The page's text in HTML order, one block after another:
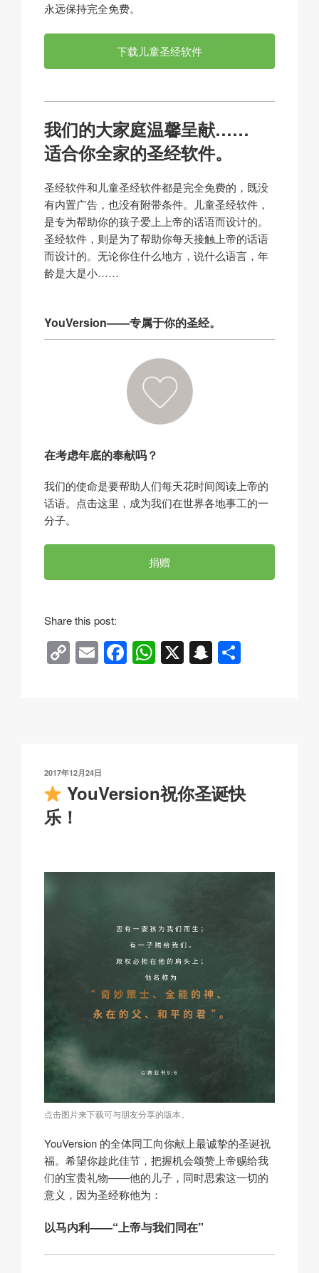
永远保持完全免费。
下载儿童圣经软件
我们的大家庭温馨呈献……
适合你全家的圣经软件。
圣经软件和儿童圣经软件都是完全免费的，既没
有内置广告，也没有附带条件。儿童圣经软件，
是专为帮助你的孩子爱上上帝的话语而设计的。
圣经软件，则是为了帮助你每天接触上帝的话语
而设计的。无论你住什么地方，说什么语言，年
龄是大是小……
YouVersion——专属于你的圣经。
在考虑年底的奉献吗？
我们的使命是要帮助人们每天花时间阅读上帝的
话语。点击这里，成为我们在世界各地事工的一
分子。
捐赠
Share this post:
C
n
k
E F
o
W
p
X S
at
发
于
2017年12月24日
YouVersion祝你圣诞快
乐！
点击图片来下载可与朋友分享的版本。
YouVersion 的全体同工向你献上最诚挚的圣诞祝
福。希望你趁此佳节，把握机会颂赞上帝赐给我
们的宝贵礼物——他的儿子，同时思索这一切的
意义，因为圣经称他为：
以马内利——“上帝与我们同在”